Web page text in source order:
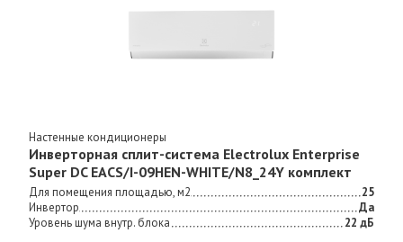
Настенные кондиционеры
Инверторная сплит-система Electrolux Enterprise
Super DC EACS/I-09HEN-WHITE/N8_24Y комплект
Для помещения площадью, м2
25
Инвертор
Да
Уровень шума внутр. блока
22 дБ